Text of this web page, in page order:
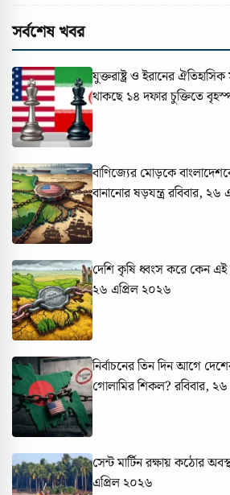
সর্বশেষ খবর
যুক্তরাষ্ট্র ও ইরানের
থাকছে ১৪ দফার চুক্তিতে
বাণিজ্যের মোড়কে
বানানোর ষড়যন্ত্ররবিবার, ২৬
দেশি কৃষি ধ্বংস করে কেন এই
২৬ এপ্রিল ২০২৬
নির্বাচনের তিন দিন আগে
গোলামির শিকল? রবিবার,
সেন্ট মার্টিন রক্ষায় কঠোর
এপ্রিল ২০২৬